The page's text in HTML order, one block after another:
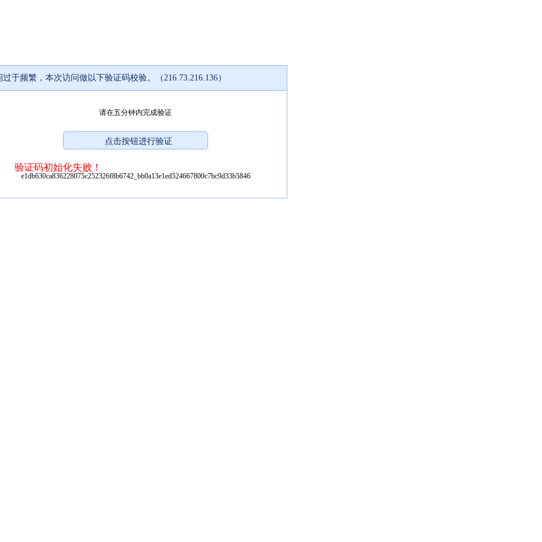
过于频繁，本次访问做以下验证码校验。（216.73.216.136）
请在五分钟内完成验证
验证码初始化失败！
e1db630ca836228075c252326f8b6742_bb0a13e1ed524667800c7bc9d33b5846